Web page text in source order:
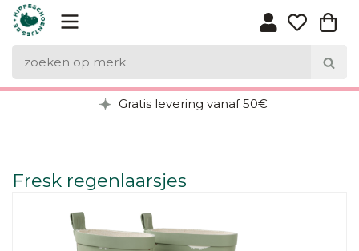
Gratis levering vanaf 50€
Fresk regenlaarsjes